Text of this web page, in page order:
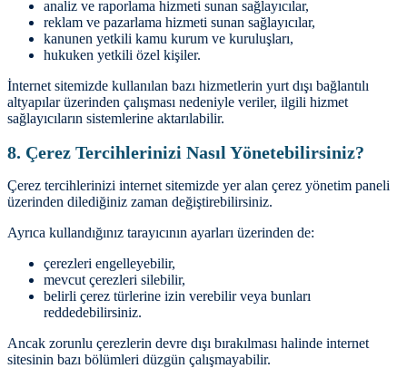
analiz ve raporlama hizmeti sunan sağlayıcılar,
reklam ve pazarlama hizmeti sunan sağlayıcılar,
kanunen yetkili kamu kurum ve kuruluşları,
hukuken yetkili özel kişiler.
İnternet sitemizde kullanılan bazı hizmetlerin yurt dışı bağlantılı
altyapılar üzerinden çalışması nedeniyle veriler, ilgili hizmet
sağlayıcıların sistemlerine aktarılabilir.
8. Çerez Tercihlerinizi Nasıl Yönetebilirsiniz?
Çerez tercihlerinizi internet sitemizde yer alan çerez yönetim paneli
üzerinden dilediğiniz zaman değiştirebilirsiniz.
Ayrıca kullandığınız tarayıcının ayarları üzerinden de:
çerezleri engelleyebilir,
mevcut çerezleri silebilir,
belirli çerez türlerine izin verebilir veya bunları
reddedebilirsiniz.
Ancak zorunlu çerezlerin devre dışı bırakılması halinde internet
sitesinin bazı bölümleri düzgün çalışmayabilir.